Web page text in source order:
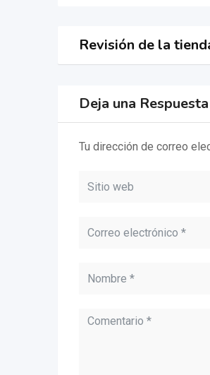
Revisión de la
Deja una Respuesta
Tu dirección de correo